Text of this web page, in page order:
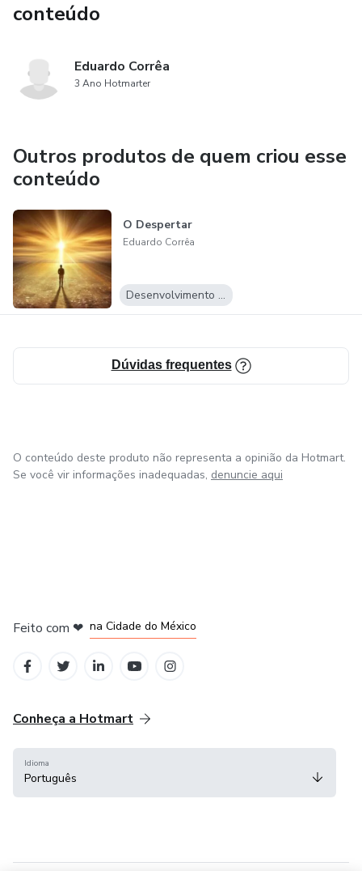
conteúdo
Eduardo Corrêa
3 Ano Hotmarter
Outros produtos de quem criou esse
conteúdo
O Despertar
Eduardo Corrêa
Desenvolvimento Pessoal
Dúvidas frequentes
O conteúdo deste produto não representa a opinião da Hotmart.
Se você vir informações inadequadas, denuncie aqui
Feito com ❤ na Cidade do México
Conheça a Hotmart
Idioma
Português